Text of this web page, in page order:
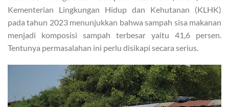
Kementerian Lingkungan Hidup dan Kehutanan (KLHK)
pada tahun 2023 menunjukkan bahwa sampah sisa makanan
menjadi komposisi sampah terbesar yaitu 41,6 persen.
Tentunya permasalahan ini perlu disikapi secara serius.